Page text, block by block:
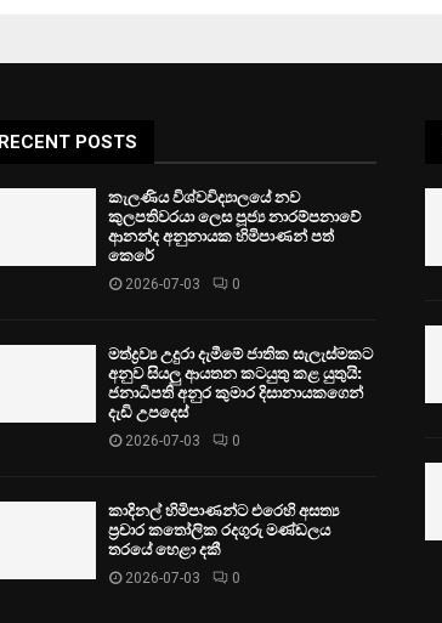
RECENT POSTS
කැලණිය විශ්වවිද්‍යාලයේ නව
කුලපතිවරයා ලෙස පූජ්‍ය නාරම්පනාවේ
ආනන්ද අනුනායක හිමිපාණන් පත්
කෙරේ
2026-07-03 0
මත්ද්‍රව්‍ය උදුරා දැමීමේ ජාතික සැලැස්මකට
අනුව සියලු ආයතන කටයුතු කළ යුතුයි:
ජනාධිපති අනුර කුමාර දිසානායකගෙන්
දැඩි උපදෙස්
2026-07-03 0
කාදිනල් හිමිපාණන්ට එරෙහි අසත්‍ය
ප්‍රචාර කතෝලික රදගුරු මණ්ඩලය
තරයේ හෙළා දකී
2026-07-03 0